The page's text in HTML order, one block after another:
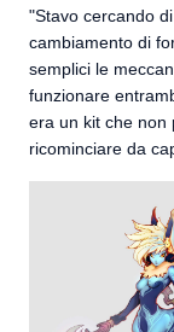
"Stavo cercando
cambiamento di
semplici le
funzionare
era un kit che non
ricominciare da